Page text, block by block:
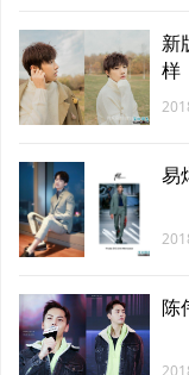
新
样
易
陈